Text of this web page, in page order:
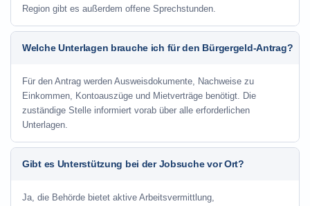
Region gibt es außerdem offene Sprechstunden.
Welche Unterlagen brauche ich für den Bürgergeld-Antrag?
Für den Antrag werden Ausweisdokumente, Nachweise zu
Einkommen, Kontoauszüge und Mietverträge benötigt. Die
zuständige Stelle informiert vorab über alle erforderlichen
Unterlagen.
Gibt es Unterstützung bei der Jobsuche vor Ort?
Ja, die Behörde bietet aktive Arbeitsvermittlung,